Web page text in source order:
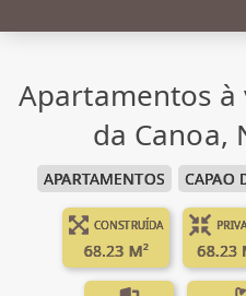
Apartamentos à
da Canoa,
APARTAMENTOS CAPAO
CONSTRUÍDA
68.23 M² 68.23